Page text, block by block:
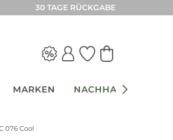
30 TAGE RÜCKGABE
MARKEN NACHHALTIGKEIT
076 Cool